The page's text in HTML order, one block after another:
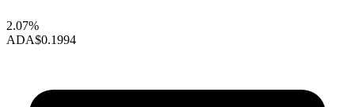
2.07%
ADA$0.1994